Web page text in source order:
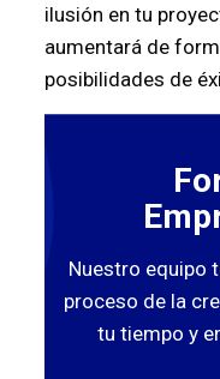
ilusión en tu
aumentará de
posibilidades de
Nuestro equipo
proceso de la
tu tiempo y